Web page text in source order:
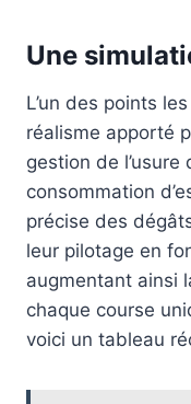
Une
L’un des points
réalisme apporté
gestion de
consommation
précise des
leur pilotage en
augmentant ainsi
chaque course
voici un tableau